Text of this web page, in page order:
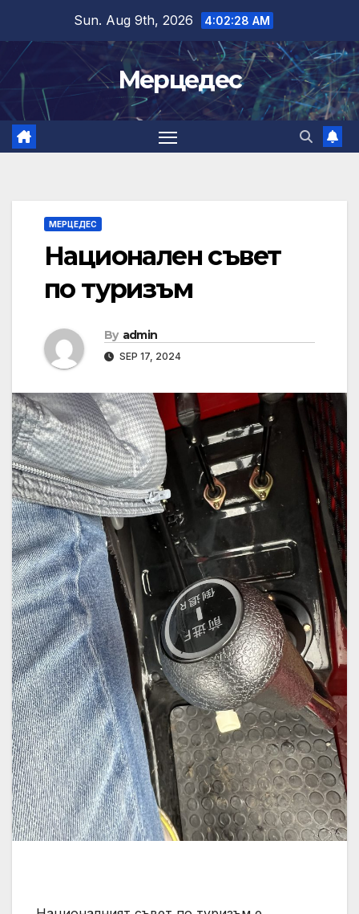
content
Sun. Aug 9th, 2026 4:02:29 AM
Мерцедес
МЕРЦЕДЕС
Национален съвет
по туризъм
By admin
SEP 17, 2024